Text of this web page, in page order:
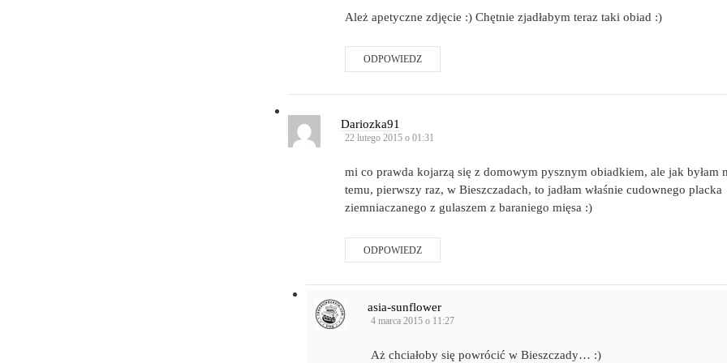
Ależ apetyczne zdjęcie :) Chętnie zjadłabym teraz taki obiad :)
ODPOWIEDZ
Dariozka91
22 lutego 2015 o 01:31
mi co prawda kojarzą się z domowym pysznym obiadkiem, ale jak byłam
temu, pierwszy raz, w Bieszczadach, to jadłam właśnie cudownego placka
ziemniaczanego z gulaszem z baraniego mięsa :)
ODPOWIEDZ
asia-sunflower
4 marca 2015 o 11:27
Aż chciałoby się powrócić w Bieszczady… :)